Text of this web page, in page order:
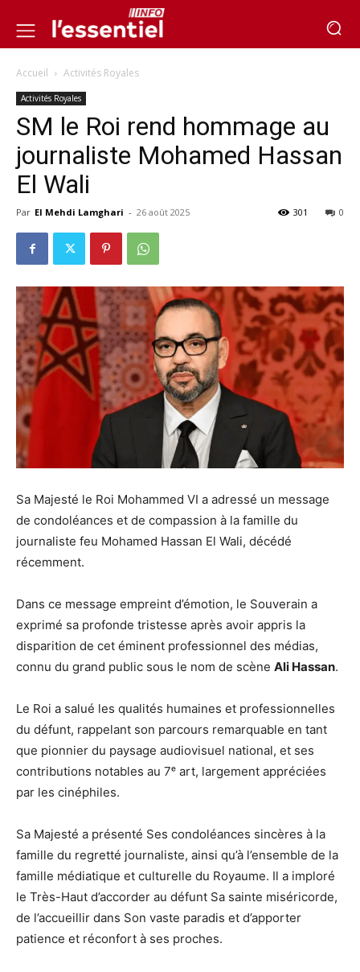
Accueil Activités Royales
Activités Royales
SM le Roi rend hommage au
journaliste Mohamed Hassan
El Wali
Par El Mehdi Lamghari - 26 août 2025 0
301
Sa Majesté le Roi Mohammed VI a adressé un message
de condoléances et de compassion à la famille du
journaliste feu Mohamed Hassan El Wali, décédé
récemment.
Dans ce message empreint d’émotion, le Souverain a
exprimé sa profonde tristesse après avoir appris la
disparition de cet éminent professionnel des médias,
connu du grand public sous le nom de scène Ali Hassan.
Le Roi a salué les qualités humaines et professionnelles
du défunt, rappelant son parcours remarquable en tant
que pionnier du paysage audiovisuel national, et ses
contributions notables au 7ᵉ art, largement appréciées
par les cinéphiles.
Sa Majesté a présenté Ses condoléances sincères à la
famille du regretté journaliste, ainsi qu’à l’ensemble de la
famille médiatique et culturelle du Royaume. Il a imploré
le Très-Haut d’accorder au défunt Sa sainte miséricorde,
de l’accueillir dans Son vaste paradis et d’apporter
patience et réconfort à ses proches.